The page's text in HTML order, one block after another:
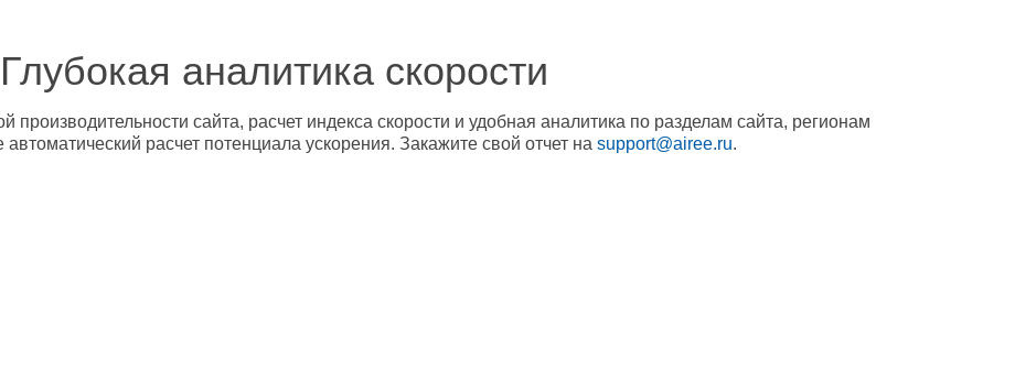
Глубокая аналитика скорости
производительности сайта, расчет индекса скорости и удобная аналитика по разделам сайта, регионам
автоматический расчет потенциала ускорения. Закажите свой отчет на support@airee.ru.